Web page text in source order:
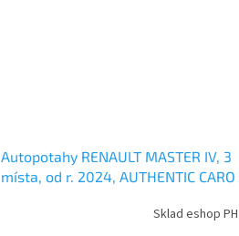
Autopotahy RENAULT MASTER IV, 3
místa, od r. 2024, AUTHENTIC CARO
Sklad eshop PH